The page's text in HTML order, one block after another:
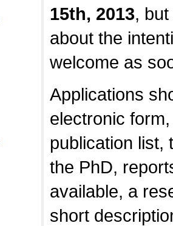
15th, 2013,
about the
welcome as
Applications
electronic
publication list,
the PhD,
available, a
short